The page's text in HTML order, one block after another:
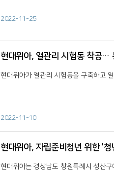
2022-11-25
현대위아, 열관리 시험동 착공…
현대위아가 열관리 시험동을 구축하고
2022-11-10
현대위아, 자립준비청년 위한 '
현대위아는 경상남도 창원특례시 성산